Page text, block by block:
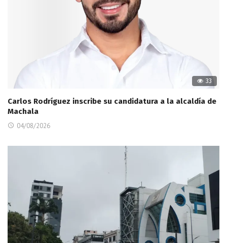
33
Carlos Rodríguez inscribe su candidatura a la alcaldía de
Machala
04/08/2026